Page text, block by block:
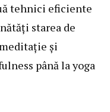
tehnici eficiente
starea de
și
până la yoga